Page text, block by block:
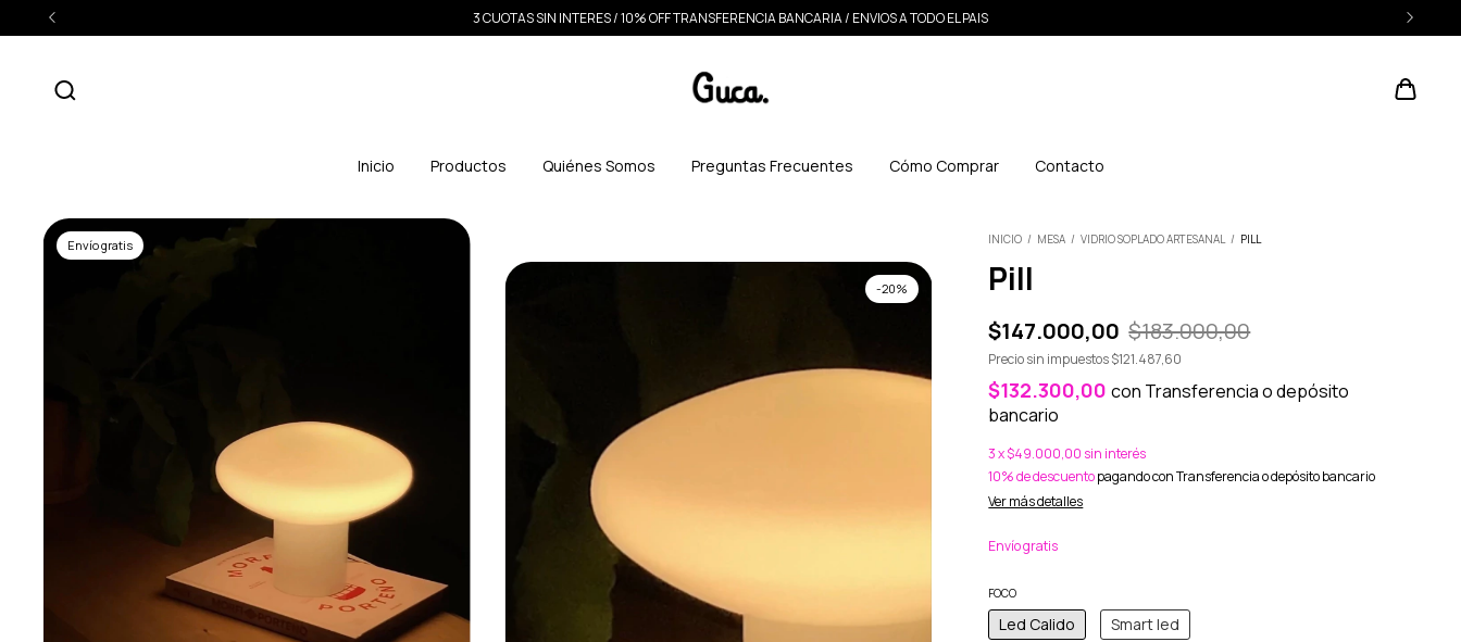
3 CUOTAS SIN INTERES / 10% OFF TRANSFERENCIA BANCARIA / ENVIOS A TODO EL PAIS
Inicio Productos Quiénes Somos Preguntas Frecuentes Cómo Comprar Contacto
-20%
Envío gratis INICIO / MESA / VIDRIO SOPLADO ARTESANAL / PILL
Pill
$147.000,00 $183.000,00
Precio sin impuestos$121.487,60
$132.300,00con Transferencia o depósito
bancario
3x$49.000,00 sin interés
10% de descuentopagando con Transferencia o depósito bancario
Ver más detalles
Envío gratis
FOCO
Led Calido Smart led